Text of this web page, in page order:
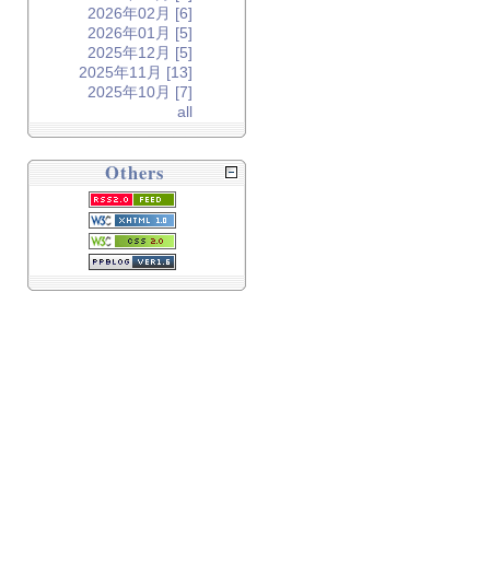
2026年02月 [6]
2026年01月 [5]
2025年12月 [5]
2025年11月 [13]
2025年10月 [7]
all
Others